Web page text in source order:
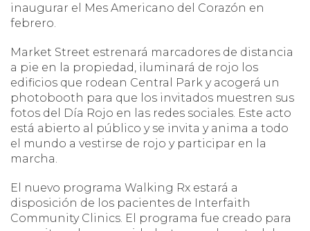
inaugurar el Mes Americano del Corazón en
febrero.
Market Street estrenará marcadores de distancia
a pie en la propiedad, iluminará de rojo los
edificios que rodean Central Park y acogerá un
photobooth para que los invitados muestren sus
fotos del Día Rojo en las redes sociales. Este acto
está abierto al público y se invita y anima a todo
el mundo a vestirse de rojo y participar en la
marcha.
El nuevo programa Walking Rx estará a
disposición de los pacientes de Interfaith
Community Clinics. El programa fue creado para